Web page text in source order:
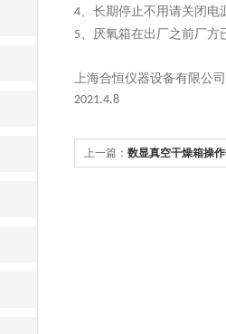
4、长期停止不用请关闭电
5、厌氧箱在出厂之前厂
上海合恒仪器设备有限公司
2021.4.8
上一篇： 数显真空干燥箱操